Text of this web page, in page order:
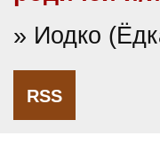
» Иодко
RSS